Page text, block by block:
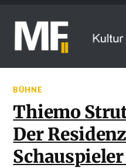
BÜHNE
Thiemo
Der